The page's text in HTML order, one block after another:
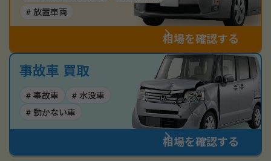
# 放置車両
相場を確認する
事故車 買取
# 事故車
# 水没車
# 動かない車
相場を確認する